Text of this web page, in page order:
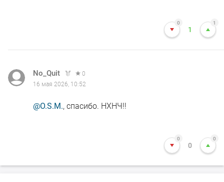
0
1
1
No_Quit
0
16 мая 2026, 10:52
@O.S.M., спасибо. НХНЧ!!
0
0
0